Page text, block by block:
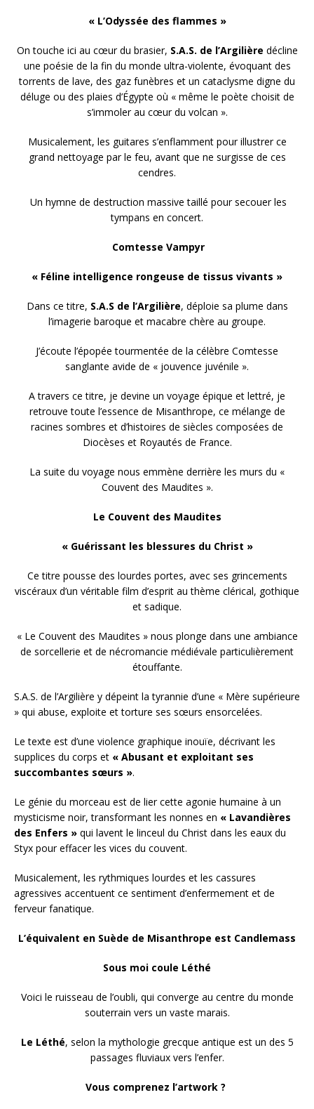
« L’Odyssée des flammes »
On touche ici au cœur du brasier, S.A.S. de l’Argilière décline
une poésie de la fin du monde ultra-violente, évoquant des
torrents de lave, des gaz funèbres et un cataclysme digne du
déluge ou des plaies d’Égypte où « même le poète choisit de
s’immoler au cœur du volcan ».
Musicalement, les guitares s’enflamment pour illustrer ce
grand nettoyage par le feu, avant que ne surgisse de ces
cendres.
Un hymne de destruction massive taillé pour secouer les
tympans en concert.
Comtesse Vampyr
« Féline intelligence rongeuse de tissus vivants »
Dans ce titre, S.A.S de l’Argilière, déploie sa plume dans
l’imagerie baroque et macabre chère au groupe.
J’écoute l’épopée tourmentée de la célèbre Comtesse
sanglante avide de « jouvence juvénile ».
A travers ce titre, je devine un voyage épique et lettré, je
retrouve toute l’essence de Misanthrope, ce mélange de
racines sombres et d’histoires de siècles composées de
Diocèses et Royautés de France.
La suite du voyage nous emmène derrière les murs du «
Couvent des Maudites ».
Le Couvent des Maudites
« Guérissant les blessures du Christ »
Ce titre pousse des lourdes portes, avec ses grincements
viscéraux d’un véritable film d’esprit au thème clérical, gothique
et sadique.
« Le Couvent des Maudites » nous plonge dans une ambiance
de sorcellerie et de nécromancie médiévale particulièrement
étouffante.
S.A.S. de l’Argilière y dépeint la tyrannie d’une « Mère supérieure
» qui abuse, exploite et torture ses sœurs ensorcelées.
Le texte est d’une violence graphique inouïe, décrivant les
supplices du corps et « Abusant et exploitant ses
succombantes sœurs ».
Le génie du morceau est de lier cette agonie humaine à un
mysticisme noir, transformant les nonnes en « Lavandières
des Enfers » qui lavent le linceul du Christ dans les eaux du
Styx pour effacer les vices du couvent.
Musicalement, les rythmiques lourdes et les cassures
agressives accentuent ce sentiment d’enfermement et de
ferveur fanatique.
L’équivalent en Suède de Misanthrope est Candlemass
Sous moi coule Léthé
Voici le ruisseau de l’oubli, qui converge au centre du monde
souterrain vers un vaste marais.
Le Léthé, selon la mythologie grecque antique est un des 5
passages fluviaux vers l’enfer.
Vous comprenez l’artwork ?